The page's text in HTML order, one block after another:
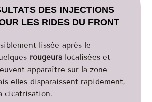
DES INJECTIONS
LES RIDES DU FRONT
lissée après le
rougeurs localisées et
apparaître sur la zone
elles disparaissent rapidement,
cicatrisation.